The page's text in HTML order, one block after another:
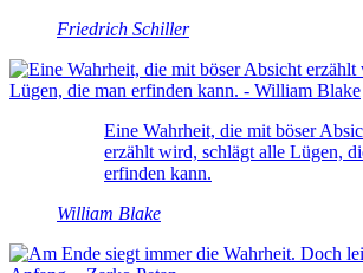
Friedrich Schiller
Eine Wahrheit, die mit böser
erzählt wird, schlägt alle Lügen,
erfinden kann.
William Blake